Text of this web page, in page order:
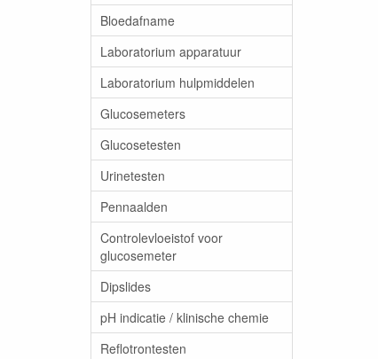
Bloedafname
Laboratorium apparatuur
Laboratorium hulpmiddelen
Glucosemeters
Glucosetesten
Urinetesten
Pennaalden
Controlevloeistof voor
glucosemeter
Dipslides
pH indicatie / klinische chemie
Reflotrontesten